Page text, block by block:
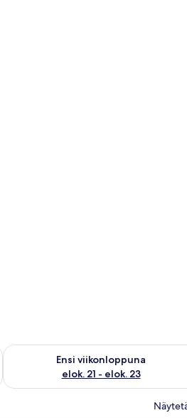
14 - elok. 16
Ensi viikonloppuna
elok. 21 - elok. 23
Tarkista ensi viikonlopun saatavuus